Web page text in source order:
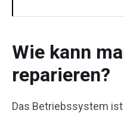
Wie kann
reparieren?
Das Betriebssystem